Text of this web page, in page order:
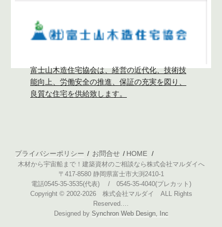
富士山木造住宅協会は、経営の近代化、技術技
能向上、労働安全の推進、保証の充実を図り、
良質な住宅を供給致します。
プライバシーポリシー お問合せ HOME
木材から宇宙船まで！建築資材のご相談なら株式会社マルダイへ
〒417-8580 静岡県富士市大渕2410-1
電話0545-35-3535(代表) / 0545-35-4040(プレカット)
Copyright © 2002-2026 株式会社マルダイ ALL Rights
Reserved.…
Designed by Synchron Web Design, Inc